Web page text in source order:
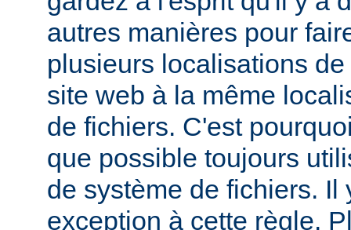
autres manières pour
plusieurs localisations
site web à la même
de fichiers. C'est
que possible toujours
de système de fichiers. Il
exception à cette règle.